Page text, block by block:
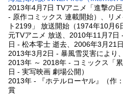
2013年4月7日 TVアニメ「進撃の
- 原作コミックス 連載開始）、リ
ト2199」 放送開始（1974年10月
元TVアニメ 放送、2010年11月7
日 - 松本零士 逝去、2006年3月21
2013年3月2日 - 暴風雪災害により
2013年 ～ 2018年 - コミックス「
日 - 実写映画 劇場公開）
2013年 - 『ホテルローヤル』（作
賞